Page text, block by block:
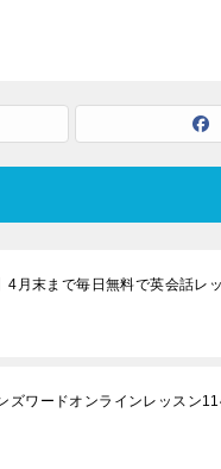
4月末まで毎日無料で英会話レ
ズワードオンラインレッスン